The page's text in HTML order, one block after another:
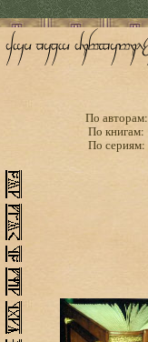
По авторам:
По книгам:
По сериям: